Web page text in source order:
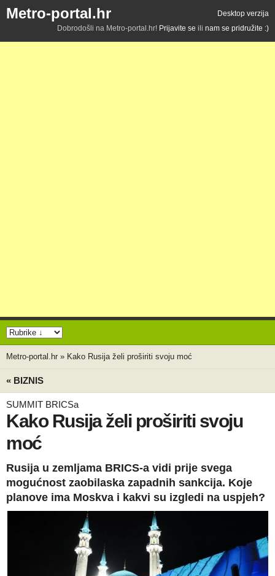
Metro-portal.hr
Desktop verzija
Dobrodošli na Metro-portal.hr! Prijavite se ili nam se pridružite :)
Metro-portal.hr » Kako Rusija želi proširiti svoju moć
« BIZNIS
SUMMIT BRICSa
Kako Rusija želi proširiti svoju
moć
Rusija u zemljama BRICS-a vidi prije svega
mogućnost zaobilaska zapadnih sankcija. Koje
planove ima Moskva i kakvi su izgledi na uspjeh?